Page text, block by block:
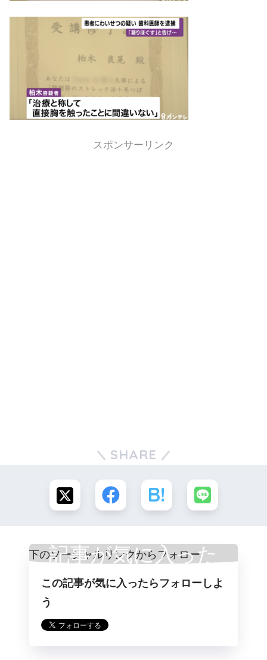
スポンサーリンク
SHARE
記事が気に入った
らフォロー
この記事が気に入ったらフォローしよ
う